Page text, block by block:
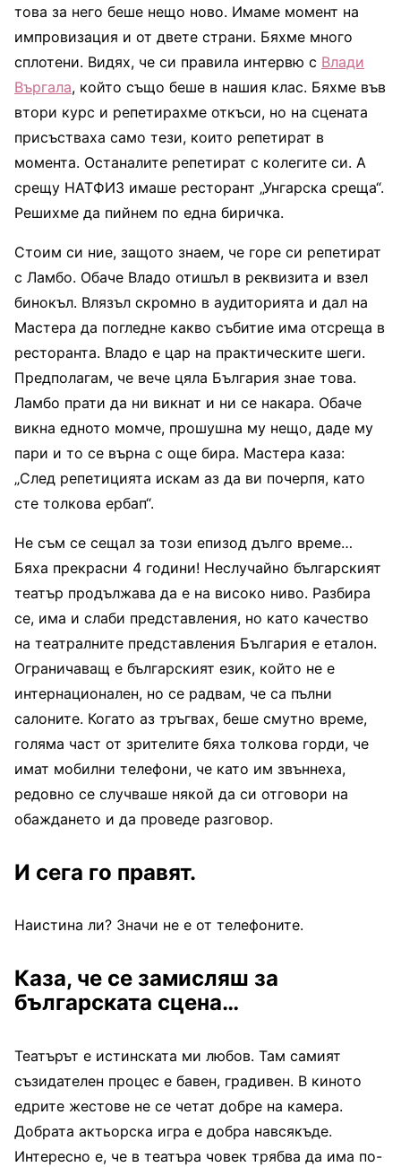
това за него беше нещо ново. Имаме момент на
импровизация и от двете страни. Бяхме много
сплотени. Видях, че си правила интервю с Влади
Въргала, който също беше в нашия клас. Бяхме във
втори курс и репетирахме откъси, но на сцената
присъстваха само тези, които репетират в
момента. Останалите репетират с колегите си. А
срещу НАТФИЗ имаше ресторант „Унгарска среща“.
Решихме да пийнем по една биричка.
Стоим си ние, защото знаем, че горе си репетират
с Ламбо. Обаче Владо отишъл в реквизита и взел
бинокъл. Влязъл скромно в аудиторията и дал на
Мастера да погледне какво събитие има отсреща в
ресторанта. Владо е цар на практическите шеги.
Предполагам, че вече цяла България знае това.
Ламбо прати да ни викнат и ни се накара. Обаче
викна едното момче, прошушна му нещо, даде му
пари и то се върна с още бира. Мастера каза:
„След репетицията искам аз да ви почерпя, като
сте толкова ербап“.
Не съм се сещал за този епизод дълго време…
Бяха прекрасни 4 години! Неслучайно българският
театър продължава да е на високо ниво. Разбира
се, има и слаби представления, но като качество
на театралните представления България е еталон.
Ограничаващ е българският език, който не е
интернационален, но се радвам, че са пълни
салоните. Когато аз тръгвах, беше смутно време,
голяма част от зрителите бяха толкова горди, че
имат мобилни телефони, че като им звъннеха,
редовно се случваше някой да си отговори на
обаждането и да проведе разговор.
И сега го правят.
Наистина ли? Значи не е от телефоните.
Каза, че се замисляш за
българската сцена…
Театърът е истинската ми любов. Там самият
съзидателен процес е бавен, градивен. В киното
едрите жестове не се четат добре на камера.
Добрата актьорска игра е добра навсякъде.
Интересно е, че в театъра човек трябва да има по-